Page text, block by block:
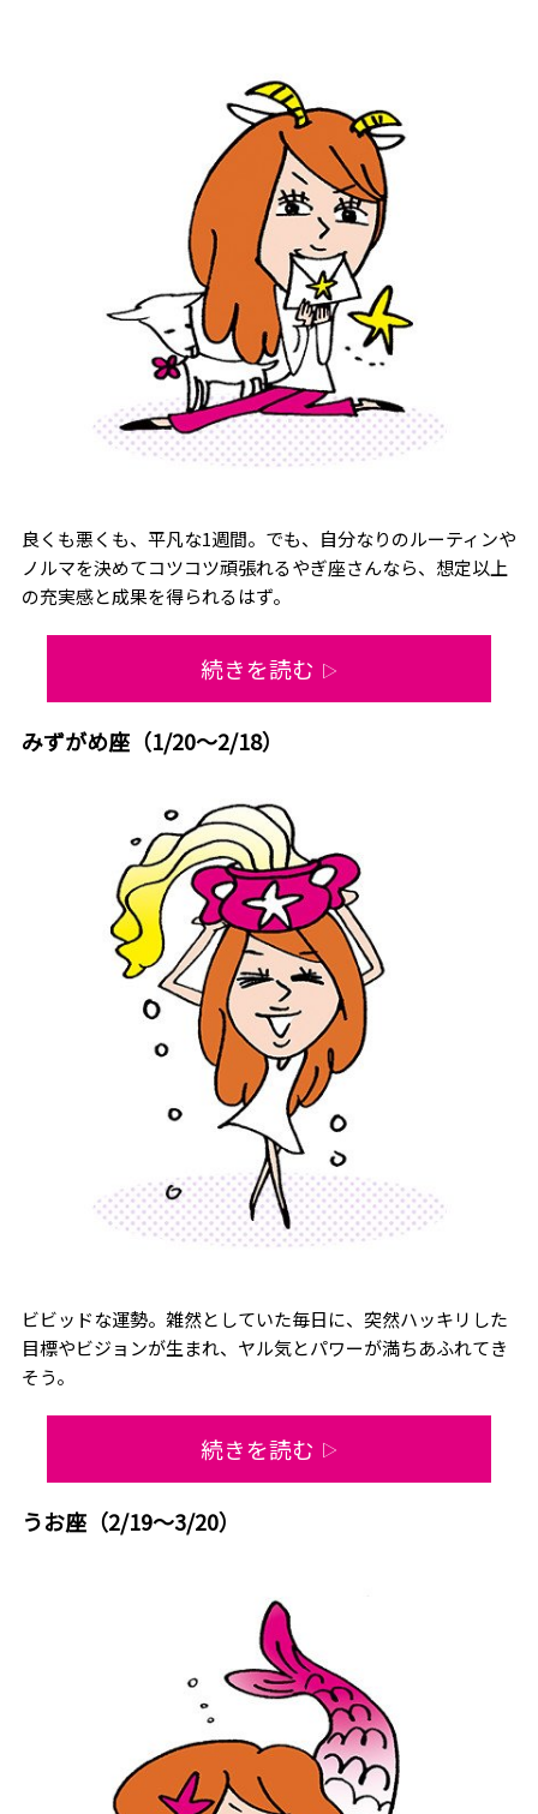
良くも悪くも、平凡な1週間。でも、自分なりのルーティンや
ノルマを決めてコツコツ頑張れるやぎ座さんなら、想定以上
の充実感と成果を得られるはず。
続きを読む ▷
みずがめ座（1/20～2/18）
ビビッドな運勢。雑然としていた毎日に、突然ハッキリした
目標やビジョンが生まれ、ヤル気とパワーが満ちあふれてき
そう。
続きを読む ▷
うお座（2/19～3/20）